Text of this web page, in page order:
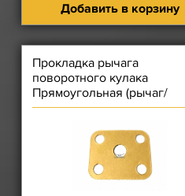
Добавить в корзину
Прокладка рычага
поворотного кулака
Прямоугольная (рычаг/
корпус - для мостов со